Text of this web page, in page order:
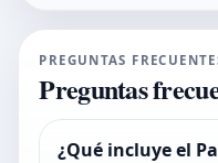
PREGUNTAS
Preguntas
¿Qué incluye el